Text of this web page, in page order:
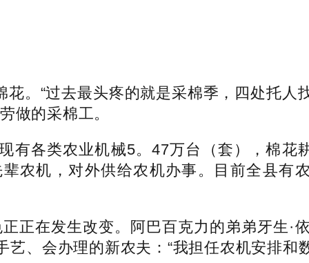
“过去最头疼的就是采棉季，四处托人
做的采棉工。
类农业机械5。47万台（套），棉花
农机，对外供给农机办事。目前全县有
在发生改变。阿巴百克力的弟弟牙生·
、会办理的新农夫：“我担任农机安排